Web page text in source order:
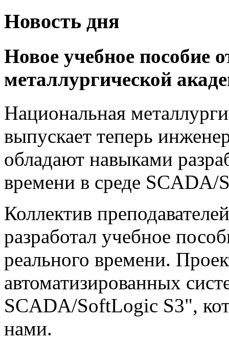
Новость дня
Новое учебное пособие
металлургической
Национальная
выпускает теперь
обладают навыками
времени в среде
Коллектив
разработал учебное
реального времени.
автоматизированных
SCADA/SoftLogic S3",
нами.